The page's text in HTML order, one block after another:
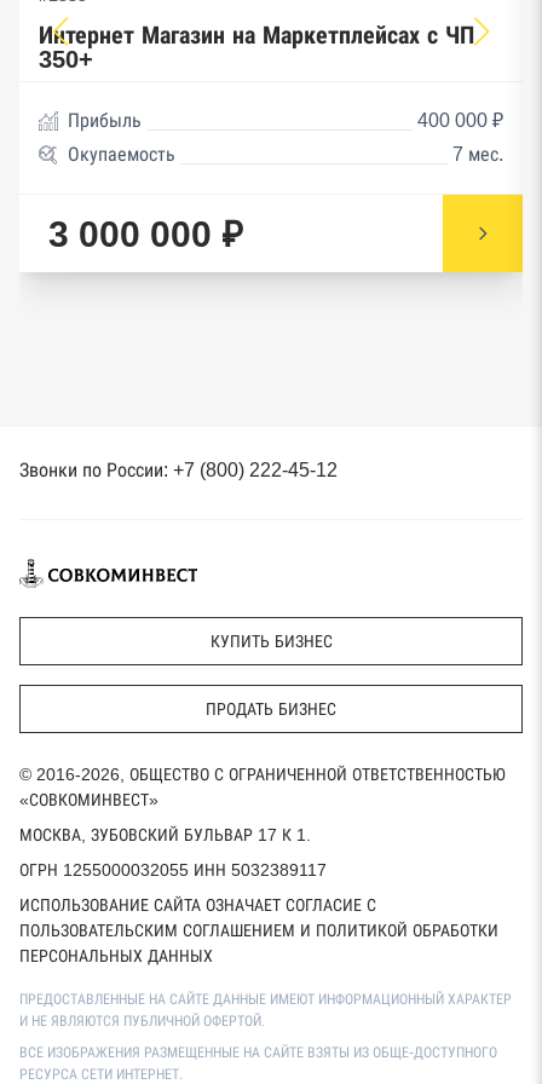
Интернет Магазин на Маркетплейсах с ЧП
350+
Прибыль
400 000 ₽
Окупаемость
7 мес.
3 000 000 ₽
Звонки по России: +7 (800) 222-45-12
КУПИТЬ БИЗНЕС
ПРОДАТЬ БИЗНЕС
© 2016-2026, ОБЩЕСТВО С ОГРАНИЧЕННОЙ ОТВЕТСТВЕННОСТЬЮ
«СОВКОМИНВЕСТ»
МОСКВА, ЗУБОВСКИЙ БУЛЬВАР 17 К 1.
ОГРН 1255000032055 ИНН 5032389117
ИСПОЛЬЗОВАНИЕ САЙТА ОЗНАЧАЕТ СОГЛАСИЕ С
ПОЛЬЗОВАТЕЛЬСКИМ СОГЛАШЕНИЕМ И ПОЛИТИКОЙ ОБРАБОТКИ
ПЕРСОНАЛЬНЫХ ДАННЫХ
ПРЕДОСТАВЛЕННЫЕ НА САЙТЕ ДАННЫЕ ИМЕЮТ ИНФОРМАЦИОННЫЙ ХАРАКТЕР
И НЕ ЯВЛЯЮТСЯ ПУБЛИЧНОЙ ОФЕРТОЙ.
ВСЕ ИЗОБРАЖЕНИЯ РАЗМЕЩЕННЫЕ НА САЙТЕ ВЗЯТЫ ИЗ ОБЩЕ-ДОСТУПНОГО
РЕСУРСА СЕТИ ИНТЕРНЕТ.